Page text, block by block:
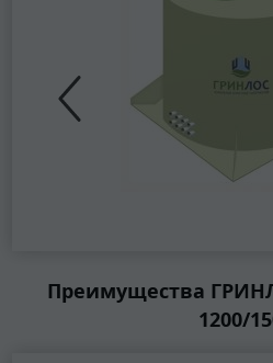
Преимущества
1200/